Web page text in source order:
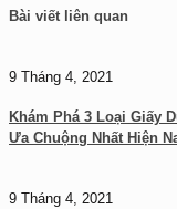
Bài viết liên quan
9 Tháng 4, 2021
Khám Phá 3 Loại Giấy
Ưa Chuộng Nhất Hiện
9 Tháng 4, 2021